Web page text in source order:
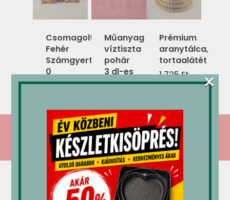
Csomagolt
Fehér
Számgyertya+Talp-
0
220Ft
Műanyag
víztiszta
pohár
3 dl-es
„4031”
Prémium
aranytálca,
tortaalátét
1,725Ft
–
1,725 Ft
-
3,845 Ft
×